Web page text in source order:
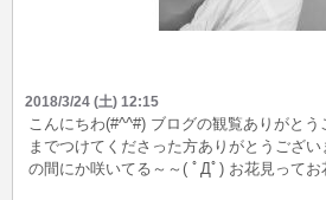
2018/3/24 (土) 12:15
こんにちわ(#^^#) ブログの観覧ありがとう
までつけてくださった方ありがとうござ
の間にか咲いてる～～( ﾟДﾟ) お花見って